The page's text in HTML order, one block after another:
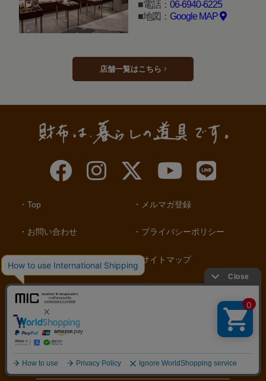
電話： 06-6940-6225
地図： Google MAP
店舗一覧はこちら
Top
お問い合わせ
運営会社
店舗情報
メルマガ登録
プライバシーポリシー
サイトマップ
利用ガイド
【お支払方法】